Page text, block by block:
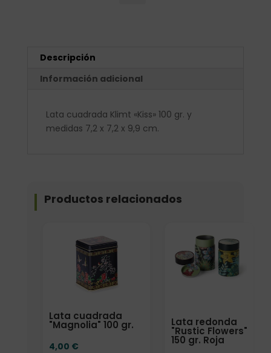
Descripción
Información adicional
Lata cuadrada Klimt «Kiss» 100 gr. y
medidas 7,2 x 7,2 x 9,9 cm.
Productos relacionados
Lata cuadrada
"Magnolia" 100 gr.
4,00 €
Elige: Volumen/capacidad
Lata redonda
"Rustic Flowers"
150 gr. Roja